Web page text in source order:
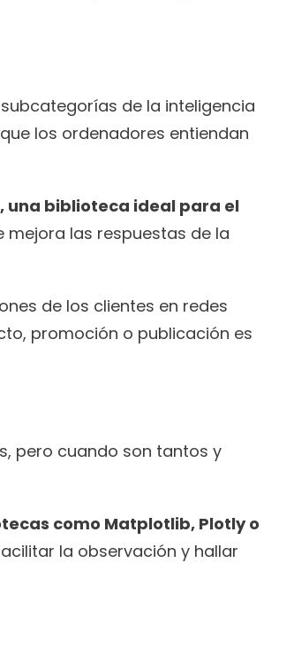
de la inteligencia
los ordenadores entiendan
una biblioteca ideal para el
mejora las respuestas de la
de los clientes en redes
promoción o publicación es
pero cuando son tantos y
como Matplotlib, Plotly o
la observación y hallar